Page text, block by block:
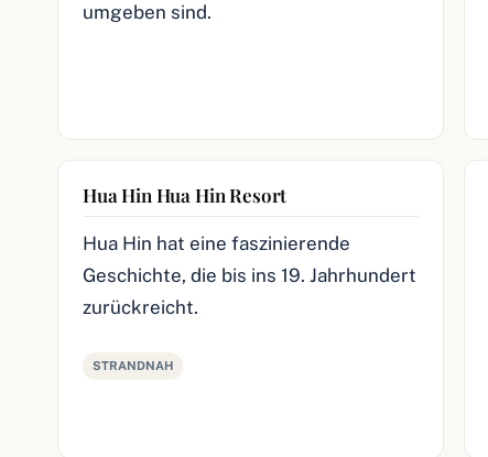
umgeben sind.
Hua Hin Hua Hin Resort
Hua Hin hat eine faszinierende
Geschichte, die bis ins 19. Jahrhundert
zurückreicht.
STRANDNAH